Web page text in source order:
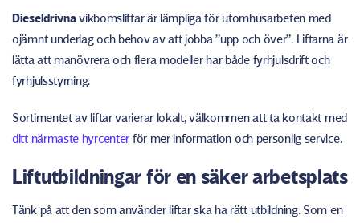
Dieseldrivnavikbomsliftar är lämpliga för utomhusarbeten med
ojämnt underlag och behov av att jobba ”upp och över”. Liftarna är
lätta att manövrera och flera modeller har både fyrhjulsdrift och
fyrhjulsstyrning.
Sortimentet av liftar varierar lokalt, välkommen att ta kontakt med
ditt närmaste hyrcenter för mer information och personlig service.
Liftutbildningar för en säker arbetsplats
Tänk på att den som använder liftar ska ha rätt utbildning. Som en